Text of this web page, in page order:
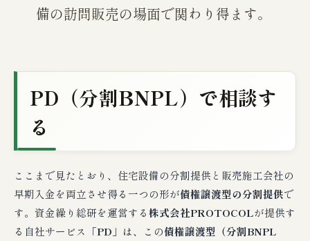
備の訪問販売の場面で関わり得ます。
PD（分割BNPL）で相談す
る
ここまで見たとおり、住宅設備の分割提供と販売施工会社の
早期入金を両立させ得る一つの形が債権譲渡型の分割提供で
す。資金繰り総研を運営する株式会社PROTOCOLが提供す
る自社サービス「PD 」は、この債権譲渡型（分割BNPL